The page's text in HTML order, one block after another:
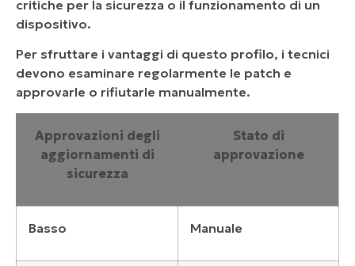
critiche per la sicurezza o il funzionamento di un
dispositivo.
Per sfruttare i vantaggi di questo profilo, i tecnici
devono esaminare regolarmente le patch e
approvarle o rifiutarle manualmente.
Approvazioni degli
aggiornamenti di
sicurezza
Stato di
approvazione
Basso Manuale